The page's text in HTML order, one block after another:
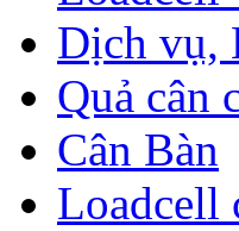
Dịch vụ,
Quả cân
Cân Bàn
Loadcell